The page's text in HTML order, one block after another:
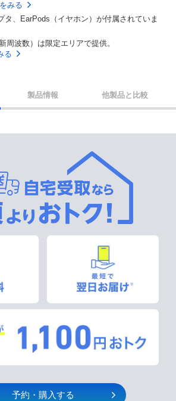
みる
タ、EarPods（イヤホン）が付属されていま
周波数）は限定エリアで提供。
る
製品情報 他製品と比較
予約・購入する